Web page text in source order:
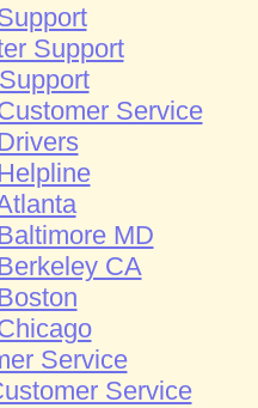
Support
Service
MD
CA
Service
Service